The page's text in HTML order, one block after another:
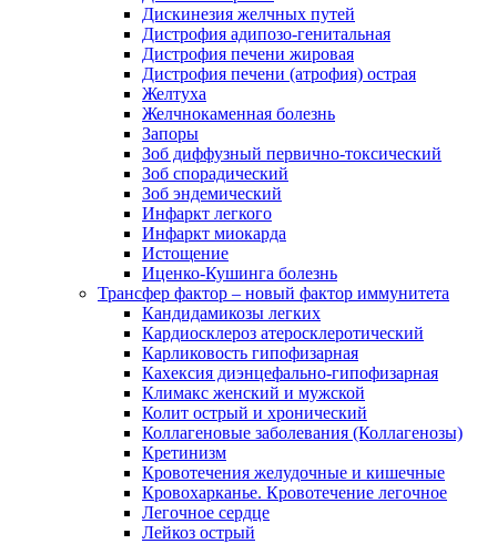
Дискинезия желчных путей
Дистрофия адипозо-генитальная
Дистрофия печени жировая
Дистрофия печени (атрофия) острая
Желтуха
Желчнокаменная болезнь
Запоры
Зоб диффузный первично-токсический
Зоб спорадический
Зоб эндемический
Инфаркт легкого
Инфаркт миокарда
Истощение
Иценко-Кушинга болезнь
Трансфер фактор – новый фактор иммунитета
Кандидамикозы легких
Кардиосклероз атеросклеротический
Карликовость гипофизарная
Кахексия диэнцефально-гипофизарная
Климакс женский и мужской
Колит острый и хронический
Коллагеновые заболевания (Коллагенозы)
Кретинизм
Кровотечения желудочные и кишечные
Кровохарканье. Кровотечение легочное
Легочное сердце
Лейкоз острый